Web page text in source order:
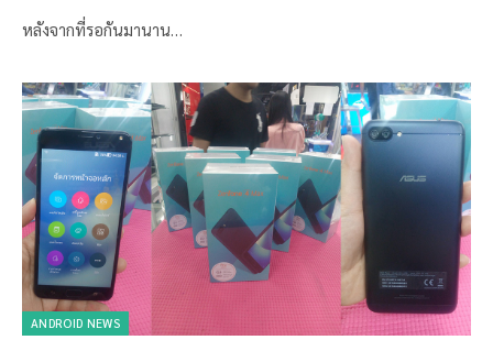
หลังจากที่รอกันมานาน…
ANDROID NEWS